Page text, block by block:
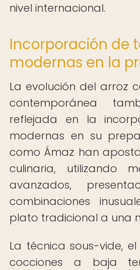
nivel internacional.
Incorporación de
modernas en la
La evolución del arroz
contemporánea
reflejada en la
modernas en su
como Ámaz han
culinaria, utilizando
avanzados,
combinaciones
plato tradicional a una
La técnica sous-vide,
cocciones a baja